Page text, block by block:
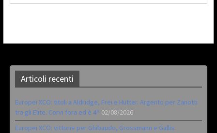
Articoli recenti
Europei XCO: titoli a Aldridge, Frei e Hutter. Argento per Zanotti
tra gli Elite. Corvi fora ed è 4^ 02/08/2026
Europei XCO: vittorie per Ghibaudo, Grossmann e Gallis.